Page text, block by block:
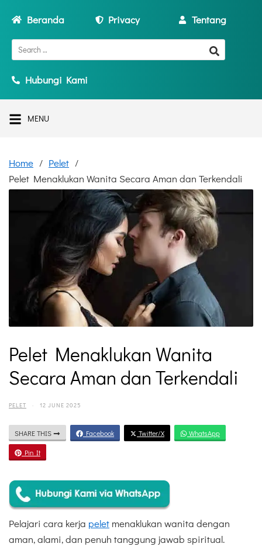
Beranda Privacy Tentang
Hubungi Kami
MENU
Home
Pelet
Pelet Menaklukan Wanita Secara Aman dan Terkendali
Pelet Menaklukan Wanita
Secara Aman dan Terkendali
PELET · 12 JUNE 2025
SHARE THIS Facebook Twitter/X WhatsApp
Pin It
Pelajari cara kerja pelet menaklukan wanita dengan
aman, alami, dan penuh tanggung jawab spiritual.